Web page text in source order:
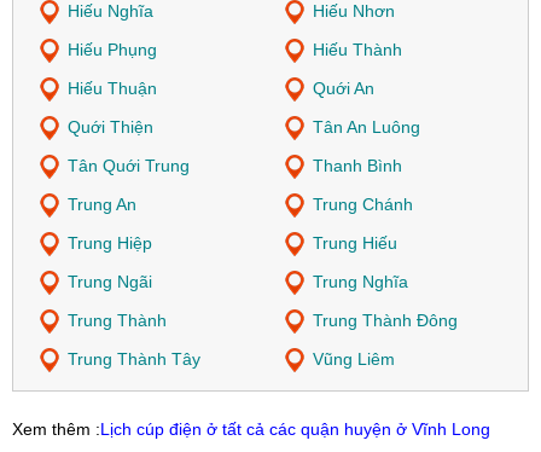
Hiếu Nghĩa
Hiếu Nhơn
Hiếu Phụng
Hiếu Thành
Hiếu Thuận
Quới An
Quới Thiện
Tân An Luông
Tân Quới Trung
Thanh Bình
Trung An
Trung Chánh
Trung Hiệp
Trung Hiếu
Trung Ngãi
Trung Nghĩa
Trung Thành
Trung Thành Đông
Trung Thành Tây
Vũng Liêm
Xem thêm :Lịch cúp điện ở tất cả các quận huyện ở Vĩnh Long